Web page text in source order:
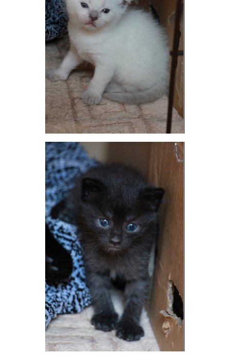
v.i.p.
21 июля 2017 КатькаКатька
Добрый день.
Вчера Катерина нашла кошку без хвоста, завтра
пойду посмотрю что за чудо. Она худая и пузатая,
завтра утром она ее повезет на стерилизацию. Пока
кошка закрыта в подвале в клетке, там же будет
сидеть до снятия швов.
Кошка очень ласковая и ручная.
Если благотворители не против, то я возьму 500р на
стерилизацию этой дамы, а так же на наполнитель
для Моти, для кошки вислоушки с малышами и
Мурки с Варей.
viki6900
veteran
21 июля 2017 Alena29111981
Бери конечно.
Alena29111981
v.i.p.
22 июля 2017 viki6900